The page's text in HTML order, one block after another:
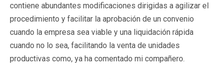
contiene abundantes modificaciones dirigidas a agilizar el
procedimiento y facilitar la aprobación de un convenio
cuando la empresa sea viable y una liquidación rápida
cuando no lo sea, facilitando la venta de unidades
productivas como, ya ha comentado mi compañero.